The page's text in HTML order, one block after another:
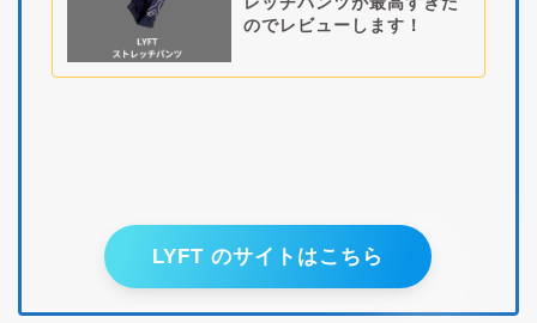
のでレビューします！
LYFT のサイトはこちら